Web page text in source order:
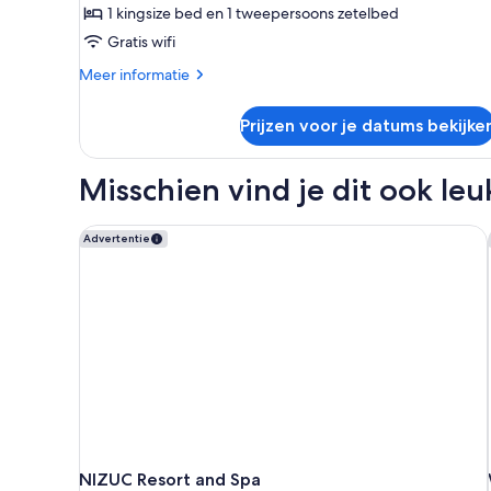
laden1 kingsize bed en 1 tweepersoons zetelbed
Gratis wifi
Meer informatie
Meer
1
balkon
Prijzen voor je datums
Misschien vind je dit ook
Advertentie
NIZUC Resort and Spa
NIZUC Resort and Spa